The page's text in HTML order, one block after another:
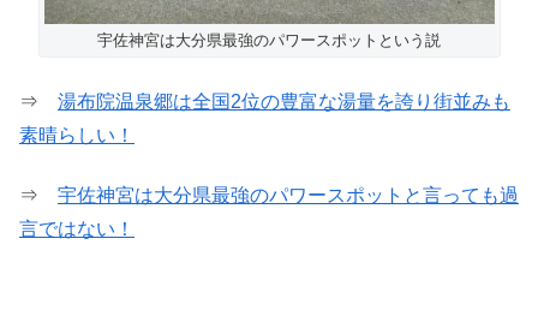
宇佐神宮は大分県最強のパワースポットという説
⇒ 湯布院温泉郷は全国2位の豊富な湯量を誇り街並みも
素晴らしい！
⇒ 宇佐神宮は大分県最強のパワースポットと言っても過
言ではない！